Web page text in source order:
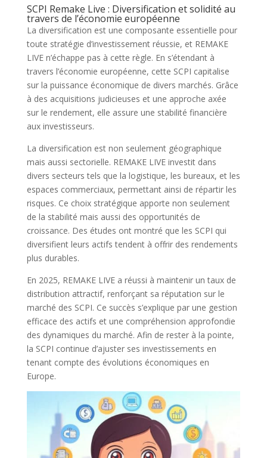
SCPI Remake Live : Diversification et solidité au
travers de l’économie européenne
La diversification est une composante essentielle pour
toute stratégie d’investissement réussie, et REMAKE
LIVE n’échappe pas à cette règle. En s’étendant à
travers l’économie européenne, cette SCPI capitalise
sur la puissance économique de divers marchés. Grâce
à des acquisitions judicieuses et une approche axée
sur le rendement, elle assure une stabilité financière
aux investisseurs.
La diversification est non seulement géographique
mais aussi sectorielle. REMAKE LIVE investit dans
divers secteurs tels que la logistique, les bureaux, et les
espaces commerciaux, permettant ainsi de répartir les
risques. Ce choix stratégique apporte non seulement
de la stabilité mais aussi des opportunités de
croissance. Des études ont montré que les SCPI qui
diversifient leurs actifs tendent à offrir des rendements
plus durables.
En 2025, REMAKE LIVE a réussi à maintenir un taux de
distribution attractif, renforçant sa réputation sur le
marché des SCPI. Ce succès s’explique par une gestion
efficace des actifs et une compréhension approfondie
des dynamiques du marché. Afin de rester à la pointe,
la SCPI continue d’ajuster ses investissements en
tenant compte des évolutions économiques en
Europe.